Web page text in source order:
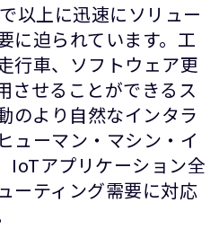
以上に迅速にソリュー
に迫られています。工
行車、ソフトウェア更
させることができるス
のより自然なインタラ
ューマン・マシン・イ
IoTアプリケーション全
ーティング需要に対応